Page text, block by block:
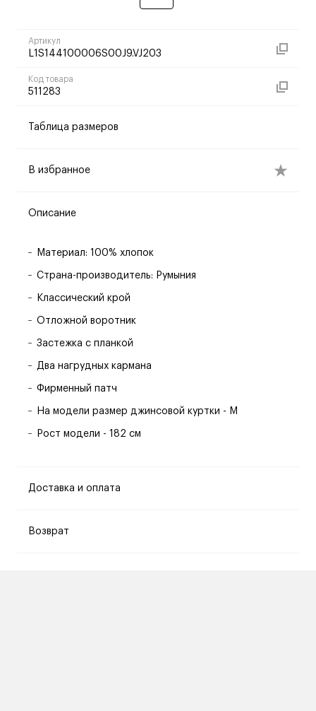
Артикул
L1S144100006S00J9.VJ203
Код товара
511283
Таблица размеров
В избранное
Описание
Материал: 100% хлопок
Страна-производитель: Румыния
Классический крой
Отложной воротник
Застежка с планкой
Два нагрудных кармана
Фирменный патч
На модели размер джинсовой куртки - M
Рост модели - 182 см
Доставка и оплата
Возврат